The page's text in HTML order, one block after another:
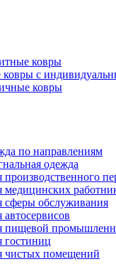
ковры
с
ковры
по направлениям
одежда
производственного
медицинских
сферы обслуживания
автосервисов
пищевой
гостиниц
чистых помещений